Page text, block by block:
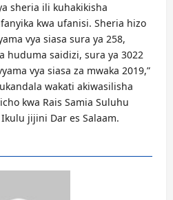
sheria ili kuhakikisha
kwa ufanisi. Sheria hizo
vya siasa sura ya 258,
huduma saidizi, sura ya 3022
vya siasa za mwaka 2019,”
wakati akiwasilisha
kwa Rais Samia Suluhu
jijini Dar es Salaam.